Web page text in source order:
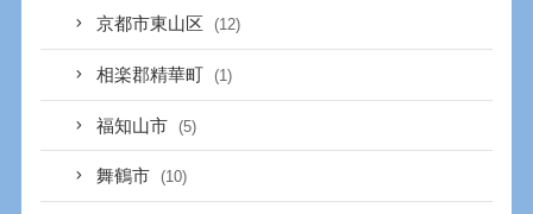
京都市東山区 (12)
相楽郡精華町 (1)
福知山市 (5)
舞鶴市 (10)